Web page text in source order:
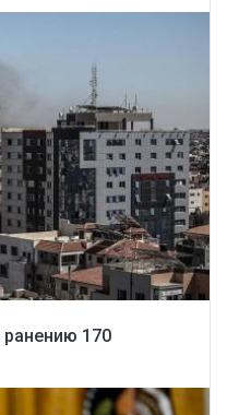
ранению 170